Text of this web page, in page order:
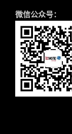
微信公众号：